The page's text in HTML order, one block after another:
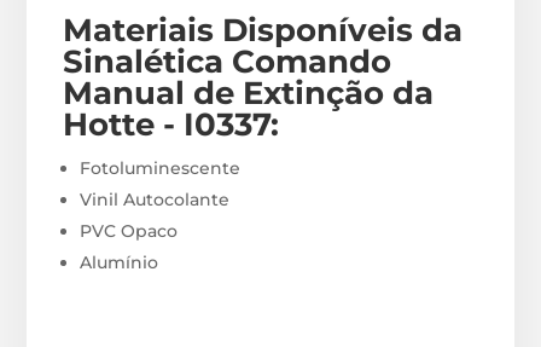
Materiais Disponíveis da
Sinalética Comando
Manual de Extinção da
Hotte - I0337:
Fotoluminescente
Vinil Autocolante
PVC Opaco
Alumínio